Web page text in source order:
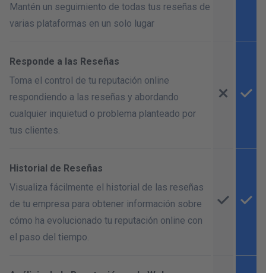
Mantén un seguimiento de todas tus reseñas de
varias plataformas en un solo lugar
Responde a las Reseñas
Toma el control de tu reputación online
respondiendo a las reseñas y abordando
cualquier inquietud o problema planteado por
tus clientes.
Historial de Reseñas
Visualiza fácilmente el historial de las reseñas
de tu empresa para obtener información sobre
cómo ha evolucionado tu reputación online con
el paso del tiempo.